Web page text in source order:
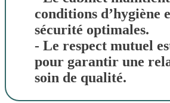
conditions d’hygiène
sécurité optimales.
- Le respect mutuel
pour garantir une
soin de qualité.